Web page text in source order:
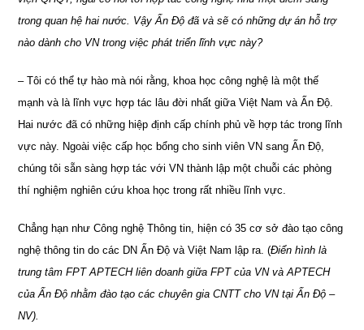
trong quan hệ hai nước. Vậy Ấn Độ đã và sẽ có những dự án hỗ trợ
nào dành cho VN trong việc phát triển lĩnh vực này?
– Tôi có thể tự hào mà nói rằng, khoa học công nghệ là một thế
mạnh và là lĩnh vực hợp tác lâu đời nhất giữa Việt Nam và Ấn Độ.
Hai nước đã có những hiệp định cấp chính phủ về hợp tác trong lĩnh
vực này. Ngoài việc cấp học bổng cho sinh viên VN sang Ấn Độ,
chúng tôi sẵn sàng hợp tác với VN thành lập một chuỗi các phòng
thí nghiệm nghiên cứu khoa học trong rất nhiều lĩnh vực.
Chẳng hạn như Công nghệ Thông tin, hiện có 35 cơ sở đào tạo công
nghệ thông tin do các DN Ấn Độ và Việt Nam lập ra. (Điển hình là
trung tâm FPT APTECH liên doanh giữa FPT của VN và APTECH
của Ấn Độ nhằm đào tạo các chuyên gia CNTT cho VN tại Ấn Độ –
NV).